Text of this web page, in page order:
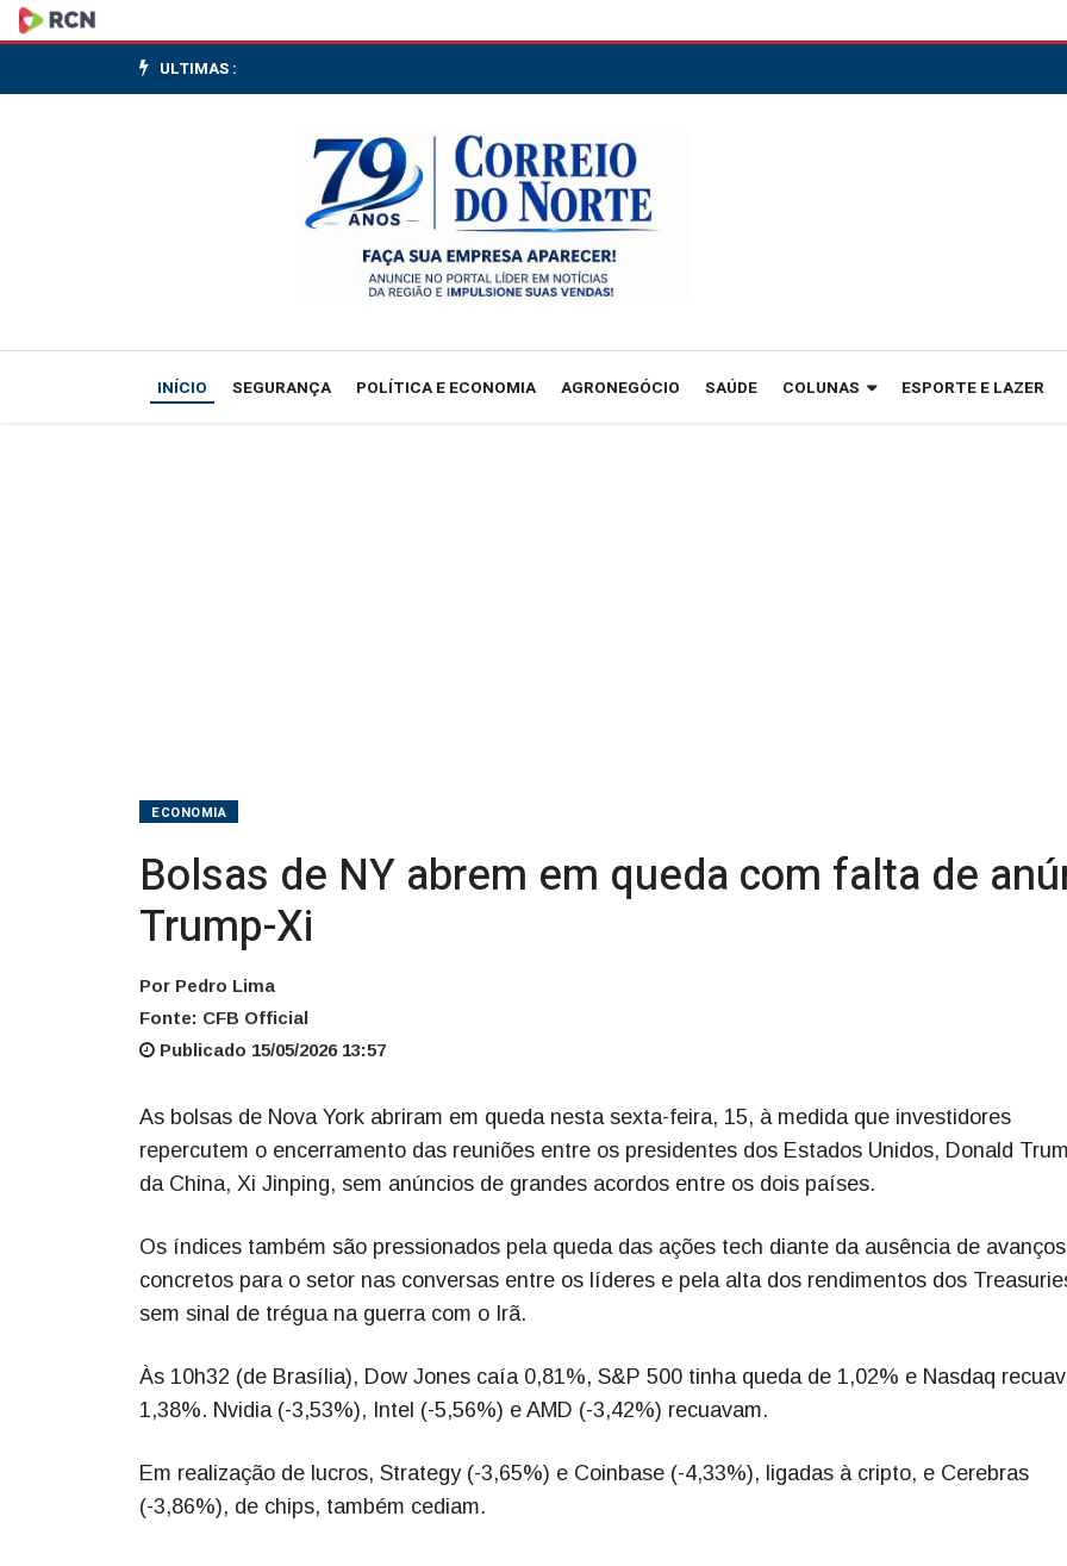
Bolsas
de
com
ULTIMAS :
INÍCIO SEGURANÇA POLÍTICA E ECONOMIA AGRONEGÓCIO SAÚDE COLUNAS ESPORTE E LAZER
ECONOMIA
Bolsas de NY abrem em queda com falta de
Trump-Xi
Por Pedro Lima
Fonte: CFB Official
Publicado 15/05/2026 13:57
As bolsas de Nova York abriram em queda nesta sexta-feira, 15, à medida que investidores
repercutem o encerramento das reuniões entre os presidentes dos Estados Unidos, Donald
da China, Xi Jinping, sem anúncios de grandes acordos entre os dois países.
Os índices também são pressionados pela queda das ações tech diante da ausência de avanços
concretos para o setor nas conversas entre os líderes e pela alta dos rendimentos dos
sem sinal de trégua na guerra com o Irã.
Às 10h32 (de Brasília), Dow Jones caía 0,81%, S&P 500 tinha queda de 1,02% e Nasdaq
1,38%. Nvidia (-3,53%), Intel (-5,56%) e AMD (-3,42%) recuavam.
Em realização de lucros, Strategy (-3,65%) e Coinbase (-4,33%), ligadas à cripto, e Cerebras
(-3,86%), de chips, também cediam.